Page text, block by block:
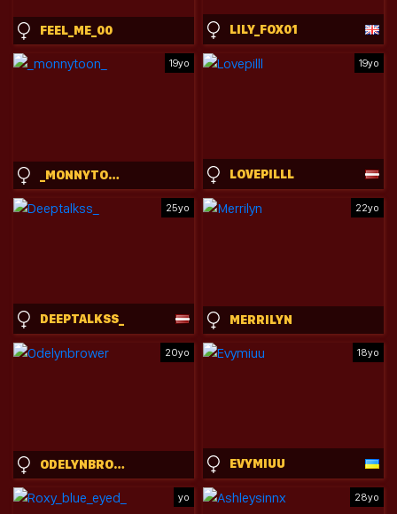
FEEL_ME_00 LILY_FOX01
19yo
_MONNYTOON_
19yo
LOVEPILLL
25yo
DEEPTALKSS_
22yo
MERRILYN
20yo
ODELYNBROWER
18yo
EVYMIUU
yo 28yo